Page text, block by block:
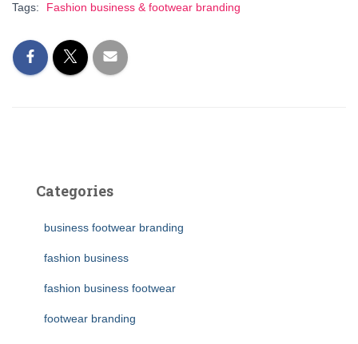
Tags: Fashion business & footwear branding
Categories
business footwear branding
fashion business
fashion business footwear
footwear branding